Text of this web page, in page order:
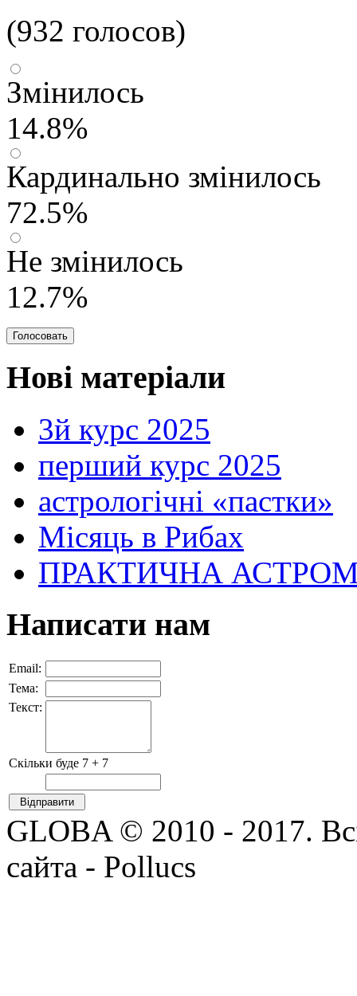
(932 голосов)
Змінилось
14.8%
Кардинально змінилось
72.5%
Не змінилось
12.7%
Нові матеріали
3й курс 2025
перший курс 2025
астрологічні «пастки»
Місяць в Рибах
ПРАКТИЧНА
Написати нам
Email:
Тема:
Текст:
Скільки буде 7 + 7
GLOBA © 2010 - 2017.
сайта - Pollucs